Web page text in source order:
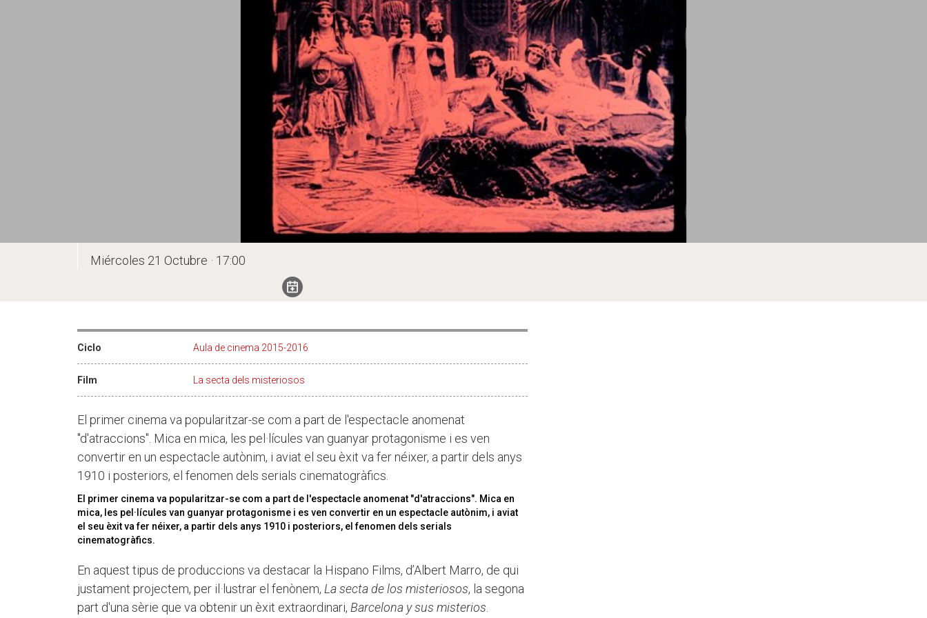
Miércoles 21 Octubre · 17:00
Ciclo Aula de cinema 2015-2016
Film La secta dels misteriosos
El primer cinema va popularitzar-se com a part de l'espectacle anomenat
"d'atraccions". Mica en mica, les pel·lícules van guanyar protagonisme i es ven
convertir en un espectacle autònim, i aviat el seu èxit va fer néixer, a partir dels anys
1910 i posteriors, el fenomen dels serials cinematogràfics.
El primer cinema va popularitzar-se com a part de l'espectacle anomenat "d'atraccions". Mica en
mica, les pel·lícules van guanyar protagonisme i es ven convertir en un espectacle autònim, i aviat
el seu èxit va fer néixer, a partir dels anys 1910 i posteriors, el fenomen dels serials
cinematogràfics.
En aquest tipus de produccions va destacar la Hispano Films, d’Albert Marro, de qui
justament projectem, per il·lustrar el fenònem, La secta de los misteriosos, la segona
part d'una sèrie que va obtenir un èxit extraordinari, Barcelona y sus misterios